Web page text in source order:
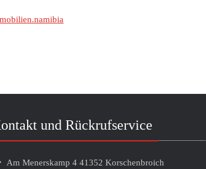
und Rückrufservice
Am Menerskamp 4 41352 Korschenbroich